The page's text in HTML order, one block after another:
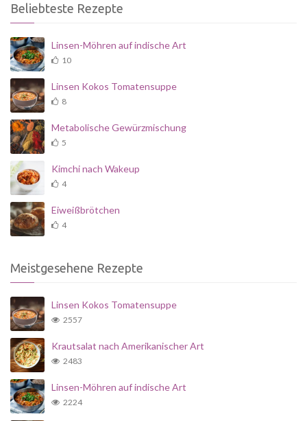
Beliebteste Rezepte
Linsen-Möhren auf indische Art
10
Linsen Kokos Tomatensuppe
8
Metabolische Gewürzmischung
5
Kimchi nach Wakeup
4
Eiweißbrötchen
4
Meistgesehene Rezepte
Linsen Kokos Tomatensuppe
2557
Krautsalat nach Amerikanischer Art
2483
Linsen-Möhren auf indische Art
2224